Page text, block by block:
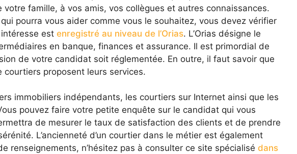
famille, à vos amis, vos collègues et autres connaissances.
pourra vous aider comme vous le souhaitez, vous devez vérifier
est enregistré au niveau de l’Orias. L’Orias désigne le
en banque, finances et assurance. Il est primordial de
de votre candidat soit réglementée. En outre, il faut savoir que
courtiers proposent leurs services.
immobiliers indépendants, les courtiers sur Internet ainsi que les
pouvez faire votre petite enquête sur le candidat qui vous
de mesurer le taux de satisfaction des clients et de prendre
L’ancienneté d’un courtier dans le métier est également
renseignements, n’hésitez pas à consulter ce site spécialisé dans